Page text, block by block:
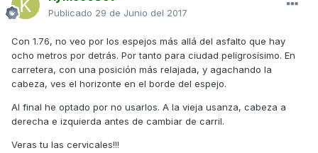
Publicado 29 de Junio del 2017
Con 1.76, no veo por los espejos más allá del asfalto que hay
ocho metros por detrás. Por tanto para ciudad peligrosísimo. En
carretera, con una posición más relajada, y agachando la
cabeza, ves el horizonte en el borde del espejo.
Al final he optado por no usarlos. A la vieja usanza, cabeza a
derecha e izquierda antes de cambiar de carril.
Veras tu las cervicales!!!